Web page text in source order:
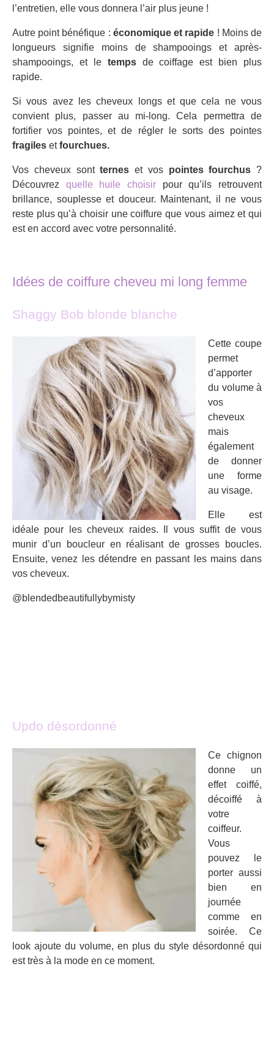
l’entretien, elle vous donnera l’air plus jeune !
Autre point bénéfique : économique et rapide ! Moins de
longueurs signifie moins de shampooings et après-
shampooings, et le tempsde coiffage est bien plus
rapide.
Si vous avez les cheveux longs et que cela ne vous
convient plus, passer au mi-long. Cela permettra de
fortifier vos pointes, et de régler le sorts des pointes
fragiles etfourchues.
Vos cheveux sontternes et vos pointes fourchus ?
Découvrez quelle huile choisir pour qu’ils retrouvent
brillance, souplesse et douceur. Maintenant, il ne vous
reste plus qu’à choisir une coiffure que vous aimez et qui
est en accord avec votre personnalité.
Idées de coiffure cheveu mi long femme
Shaggy Bob blonde blanche
Cette coupe
permet
d’apporter
du volume à
vos
cheveux
mais
également
de donner
une forme
au visage.
Elle est
idéale pour les cheveux raides. Il vous suffit de vous
munir d’un boucleur en réalisant de grosses boucles.
Ensuite, venez les détendre en passant les mains dans
vos cheveux.
@blendedbeautifullybymisty
Updo désordonné
Ce chignon
donne un
effet coiffé,
décoiffé à
votre
coiffeur.
Vous
pouvez le
porter aussi
bien en
journée
comme en
soirée. Ce
look ajoute du volume, en plus du style désordonné qui
est très à la mode en ce moment.